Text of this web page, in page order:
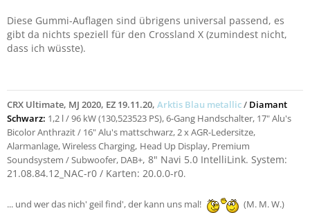
Diese Gummi-Auflagen sind übrigens universal passend, es
gibt da nichts speziell für den Crossland X (zumindest nicht,
dass ich wüsste).
CRX Ultimate, MJ 2020, EZ 19.11.20, Arktis Blau metallic/ Diamant
Schwarz: 1,2 l / 96 kW (130,523523 PS), 6-Gang Handschalter, 17" Alu's
Bicolor Anthrazit / 16" Alu's mattschwarz, 2 x AGR-Ledersitze,
Alarmanlage, Wireless Charging, Head Up Display, Premium
Soundsystem / Subwoofer, DAB+, 8" Navi 5.0 IntelliLink. System:
21.08.84.12_NAC-r0 / Karten: 20.0.0-r0.
... und wer das nich' geil find', der kann uns mal! (M. M. W.)